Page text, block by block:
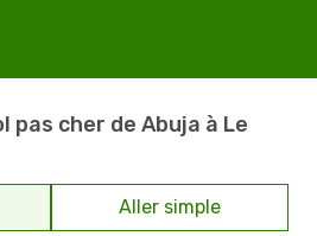
pas cher de Abuja à Le
Aller simple